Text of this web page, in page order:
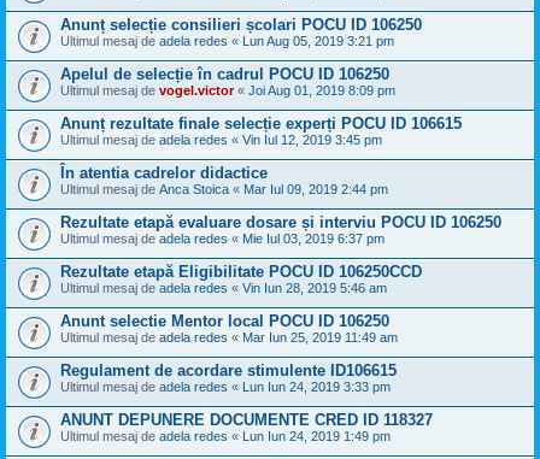
Anunț selecție consilieri școlari POCU ID 106250
Ultimul mesaj de adela redes « Lun Aug 05, 2019 3:21 pm
Apelul de selecție în cadrul POCU ID 106250
Ultimul mesaj de vogel.victor« Joi Aug 01, 2019 8:09 pm
Anunț rezultate finale selecție experți POCU ID 106615
Ultimul mesaj de adela redes « Vin Iul 12, 2019 3:45 pm
În atentia cadrelor didactice
Ultimul mesaj de Anca Stoica « Mar Iul 09, 2019 2:44 pm
Rezultate etapă evaluare dosare și interviu POCU ID 106250
Ultimul mesaj de adela redes « Mie Iul 03, 2019 6:37 pm
Rezultate etapă Eligibilitate POCU ID 106250CCD
Ultimul mesaj de adela redes « Vin Iun 28, 2019 5:46 am
Anunt selectie Mentor local POCU ID 106250
Ultimul mesaj de adela redes « Mar Iun 25, 2019 11:49 am
Regulament de acordare stimulente ID106615
Ultimul mesaj de adela redes « Lun Iun 24, 2019 3:33 pm
ANUNT DEPUNERE DOCUMENTE CRED ID 118327
Ultimul mesaj de adela redes « Lun Iun 24, 2019 1:49 pm